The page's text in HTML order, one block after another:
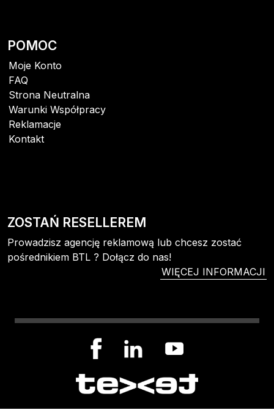
POMOC
Moje Konto
FAQ
Strona Neutralna
Warunki Współpracy
Reklamacje
Kontakt
ZOSTAŃ RESELLEREM
Prowadzisz agencję reklamową lub chcesz zostać
pośrednikiem BTL ? Dołącz do nas!
WIĘCEJ INFORMACJI